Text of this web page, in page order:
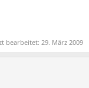
bearbeitet: 29. März 2009